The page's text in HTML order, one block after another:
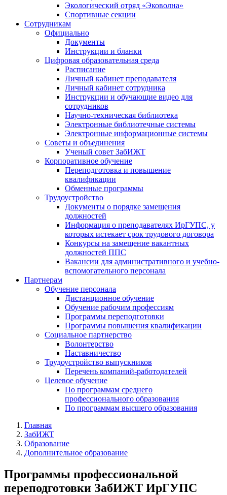
Экологический отряд «Эковолна»
Спортивные секции
Сотрудникам
Официально
Документы
Инструкции и бланки
Цифровая образовательная среда
Расписание
Личный кабинет преподавателя
Личный кабинет сотрудника
Инструкции и обучающие видео для
сотрудников
Научно-техническая библиотека
Электронные библиотечные системы
Электронные информационные системы
Советы и объединения
Ученый совет ЗабИЖТ
Корпоративное обучение
Переподготовка и повышение
квалификации
Обменные программы
Трудоустройство
Документы о порядке замещения
должностей
Информация о преподавателях ИрГУПС, у
которых истекает срок трудового договора
Конкурсы на замещение вакантных
должностей ППС
Вакансии для административного и учебно-
вспомогательного персонала
Партнерам
Обучение персонала
Дистанционное обучение
Обучение рабочим профессиям
Программы переподготовки
Программы повышения квалификации
Социальное партнерство
Волонтерство
Наставничество
Трудоустройство выпускников
Перечень компаний-работодателей
Целевое обучение
По программам среднего
профессионального образования
По программам высшего образования
Главная
ЗабИЖТ
Образование
Дополнительное образование
Программы профессиональной
переподготовки ЗабИЖТ ИрГУПС